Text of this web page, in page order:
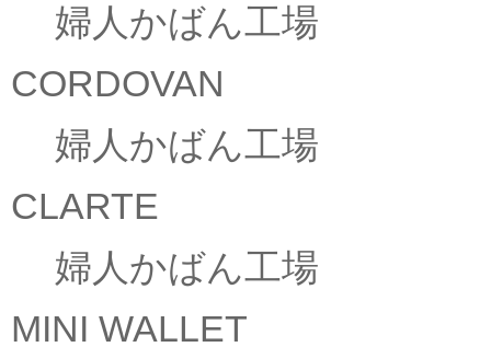
婦人かばん工場
CORDOVAN
婦人かばん工場
CLARTE
婦人かばん工場
MINI WALLET